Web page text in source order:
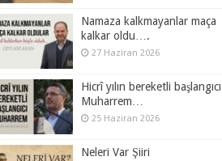
Namaza kalkmayanlar maça
kalkar oldu….
27 Haziran 2026
Hicrî yılın bereketli başlangıcı
Muharrem…
25 Haziran 2026
Neleri Var Şiiri